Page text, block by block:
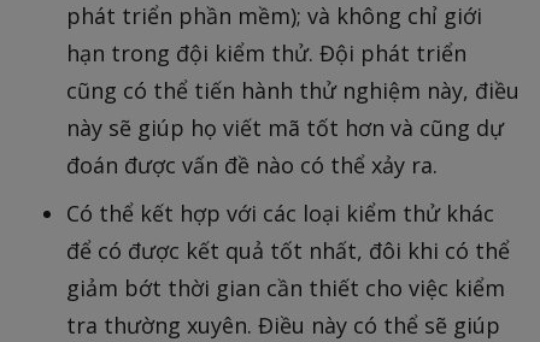
phát triển phần mềm); và không chỉ giới
hạn trong đội kiểm thử. Đội phát triển
cũng có thể tiến hành thử nghiệm này, điều
này sẽ giúp họ viết mã tốt hơn và cũng dự
đoán được vấn đề nào có thể xảy ra.
Có thể kết hợp với các loại kiểm thử khác
để có được kết quả tốt nhất, đôi khi có thể
giảm bớt thời gian cần thiết cho việc kiểm
tra thường xuyên. Điều này có thể sẽ giúp